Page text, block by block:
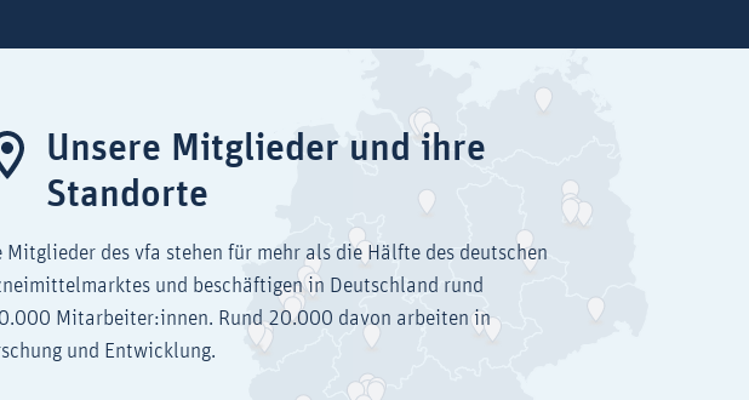
Unsere Mitglieder und ihre
Standorte
Mitglieder des vfa stehen für mehr als die Hälfte des deutschen
und beschäftigen in Deutschland rund
Mitarbeiter:innen. Rund 20.000 davon arbeiten in
und Entwicklung.